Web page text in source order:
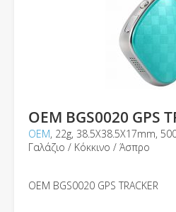
OEM BGS0020 GPS
ΟΕΜ, 22g, 38.5X38.5X17mm,
Γαλάζιο / Κόκκινο / Άσπρο
OEM BGS0020 GPS TRACKER